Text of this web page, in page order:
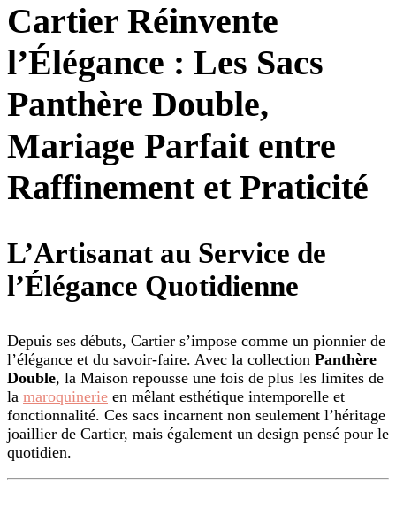
Cartier Réinvente
l’Élégance : Les Sacs
Panthère Double,
Mariage Parfait entre
Raffinement et Praticité
L’Artisanat au Service de
l’Élégance Quotidienne
Depuis ses débuts, Cartier s’impose comme un pionnier de
l’élégance et du savoir-faire. Avec la collection Panthère
Double, la Maison repousse une fois de plus les limites de
la maroquinerie en mêlant esthétique intemporelle et
fonctionnalité. Ces sacs incarnent non seulement l’héritage
joaillier de Cartier, mais également un design pensé pour le
quotidien.